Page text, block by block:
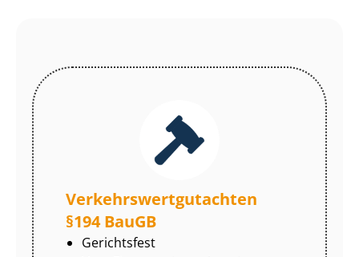
Ver­kehrs­wert­gut­ach­ten
§194 BauGB
Gerichtsfest